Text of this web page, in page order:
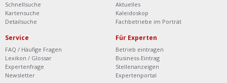
Schnellsuche
Kartensuche
Detailsuche
Aktuelles
Kaleidoskop
Fachbetriebe im Porträt
Service
FAQ / Häufige Fragen
Lexikon / Glossar
Expertenfrage
Newsletter
Für Experten
Betrieb eintragen
Business-Eintrag
Stellenanzeigen
Expertenportal